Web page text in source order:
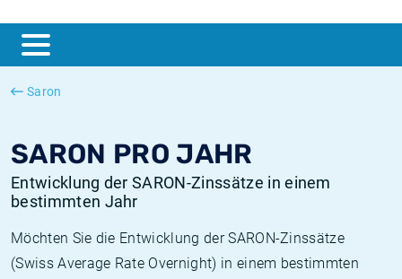
Saron
SARON PRO JAHR
Entwicklung der SARON-Zinssätze in einem
bestimmten Jahr
Möchten Sie die Entwicklung der SARON-Zinssätze
(Swiss Average Rate Overnight) in einem bestimmten
ESTER
SONIA
Deutsche inflation
Europäische inflation
Historische SOFR-Sätze
Historische SONIA-Sätze